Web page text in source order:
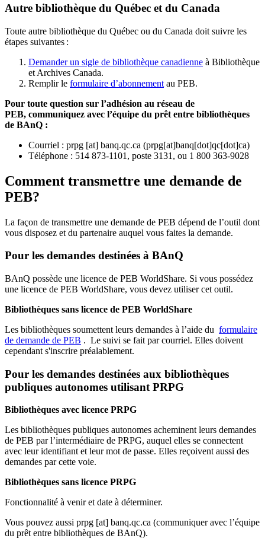
Autre bibliothèque du Québec et du Canada
Toute autre bibliothèque du Québec ou du Canada doit suivre les
étapes suivantes :
Demander un sigle de bibliothèque canadienne à Bibliothèque
et Archives Canada.
Remplir le formulaire d’abonnement au PEB.
Pour toute question sur l’adhésion au réseau de
PEB, communiquez avec l’équipe du prêt entre bibliothèques
de BAnQ :
Courriel : prpg [at] banq.qc.ca (prpg[at]banq[dot]qc[dot]ca)
Téléphone : 514 873-1101, poste 3131, ou 1 800 363-9028
Comment transmettre une demande de
PEB?
La façon de transmettre une demande de PEB dépend de l’outil dont
vous disposez et du partenaire auquel vous faites la demande.
Pour les demandes destinées à BAnQ
BAnQ possède une licence de PEB WorldShare. Si vous possédez
une licence de PEB WorldShare, vous devez utiliser cet outil.
Bibliothèques sans licence de PEB WorldShare
Les bibliothèques soumettent leurs demandes à l’aide du formulaire
de demande de PEB . Le suivi se fait par courriel. Elles doivent
cependant s'inscrire préalablement.
Pour les demandes destinées aux bibliothèques
publiques autonomes utilisant PRPG
Bibliothèques avec licence PRPG
Les bibliothèques publiques autonomes acheminent leurs demandes
de PEB par l’intermédiaire de PRPG, auquel elles se connectent
avec leur identifiant et leur mot de passe. Elles reçoivent aussi des
demandes par cette voie.
Bibliothèques sans licence PRPG
Fonctionnalité à venir et date à déterminer.
Vous pouvez aussi prpg [at] banq.qc.ca (communiquer avec l’équipe
du prêt entre bibliothèques de BAnQ).